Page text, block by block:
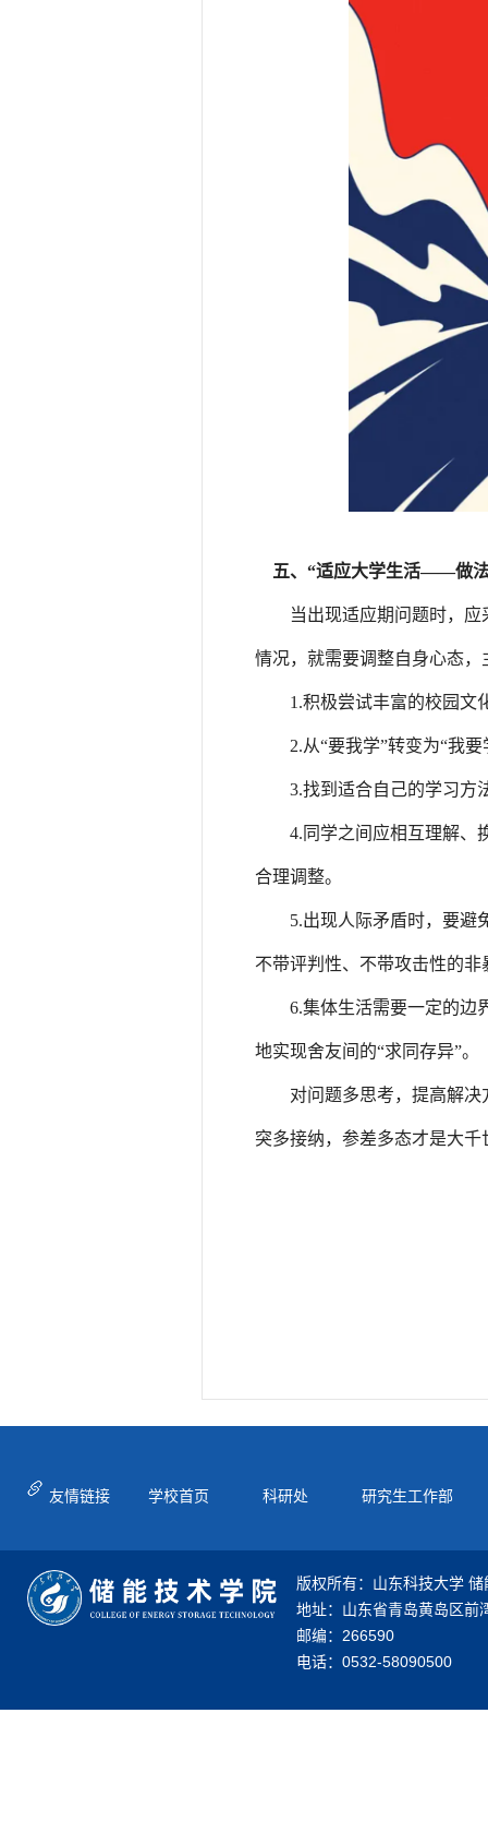
五、“适应大学生活——做
当出现适应期问题时，
情况，就需要调整自身心态，
1.积极尝试丰富的校园文
2.从“要我学”转变为“我
3.找到适合自己的学习方
4.同学之间应相互理解、
合理调整。
5.出现人际矛盾时，要避
不带评判性、不带攻击性的非
6.集体生活需要一定的边
地实现舍友间的“求同存异”。
对问题多思考，提高解
突多接纳，参差多态才是大千
友情链接 学校首页 科研处 研究生工作部
版权所有：山东科技大学
地址：山东省青岛黄岛区前
邮编：266590
电话：0532-58090500